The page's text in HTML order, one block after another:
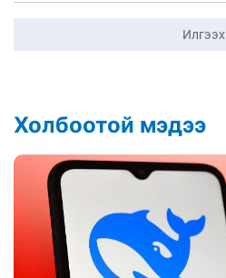
Илгээх
Холбоотой мэдээ